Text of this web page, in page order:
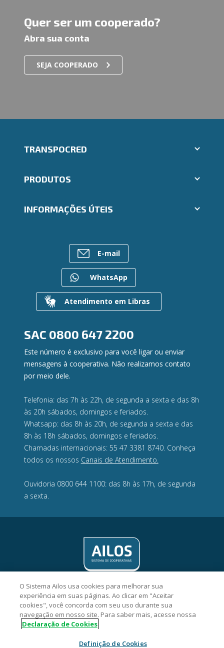
Quer ser um cooperado?
Abra sua conta
SEJA COOPERADO
TRANSPOCRED
Indique um amigo
Trabalhe Conosco
Ailos Educação
Gerenciar Cookies
PRODUTOS
Consórcios
Para empresas
INFORMAÇÕES ÚTEIS
Postos de Atendimento
Regularização de dívidas
Valores a Receber
Contato
Canal de Ética
Ouvidoria
E-mail
WhatsApp
Atendimento em Libras
SAC 0800 647 2200
Este número é exclusivo para você ligar ou enviar
mensagens à cooperativa. Não realizamos contato
por meio dele.
Telefonia: das 7h às 22h, de segunda a sexta e das 8h
às 20h sábados, domingos e feriados.
Whatsapp: das 8h às 20h, de segunda a sexta e das
8h às 18h sábados, domingos e feriados.
Chamadas internacionais: 55 47 3381 8740. Conheça
todos os nossos Canais de Atendimento.
Ouvidoria 0800 644 1100: das 8h às 17h, de segunda
a sexta.
Transpocred Cooperativa de Crédito - CNPJ 08.075.352/0001-18
Rua Cel. Pedro Demoro, 1595, sala 5, Estreito, CEP 88075-301,
O Sistema Ailos usa cookies para melhorar sua
experiência em suas páginas. Ao clicar em "Aceitar
cookies", você concorda com seu uso durante sua
navegação em nosso site. Para saber mais, acesse nossa
Declaração de Cookies
Definição de Cookies